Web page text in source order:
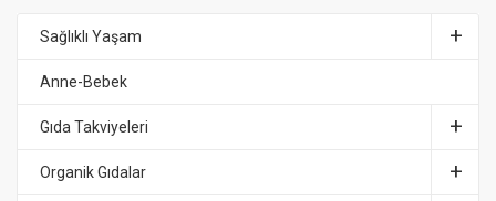
Sağlıklı Yaşam
Anne-Bebek
Gıda Takviyeleri
Organik Gıdalar